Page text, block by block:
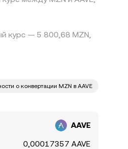
курс — 5 800,68 MZN,
о конвертации MZN в AAVE
AAVE
0,00017357 AAVE